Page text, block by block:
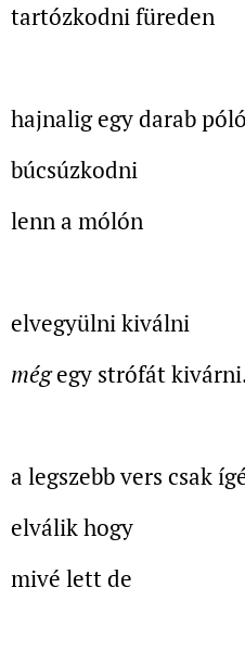
tartózkodni füreden
hajnalig egy darab
búcsúzkodni
lenn a mólón
elvegyülni kiválni
mégegy strófát
a legszebb vers csak
elválik hogy
mivé lett de